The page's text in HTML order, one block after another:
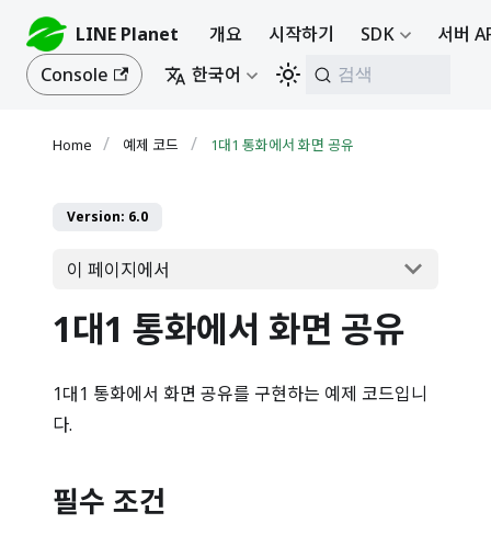
LINE Planet 개요 시작하기 SDK
서버
Console
한국어 검색
예제 코드 1대1 통화에서 화면 공유
Version: 6.0
이 페이지에서
1대1 통화에서 화면 공유
1대1 통화에서 화면 공유를 구현하는 예제 코드입니
다.
필수 조건